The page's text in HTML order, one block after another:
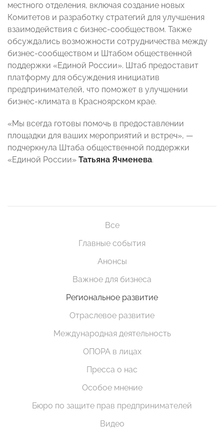
местного отделения, включая создание новых
Комитетов и разработку стратегий для улучшения
взаимодействия с бизнес-сообществом. Также
обсуждались возможности сотрудничества между
бизнес-сообществом и Штабом общественной
поддержки «Единой России». Штаб предоставит
платформу для обсуждения инициатив
предпринимателей, что поможет в улучшении
бизнес-климата в Красноярском крае.
«Мы всегда готовы помочь в предоставлении
площадки для ваших мероприятий и встреч», —
подчеркнула Штаба общественной поддержки
«Единой России» Татьяна Ячменева.
Все
Главные события
Анонсы
Важное для бизнеса
Региональное развитие
Отраслевое развитие
Международная деятельность
ОПОРА в лицах
Пресса о нас
Особое мнение
Бюро по защите прав предпринимателей
Видео